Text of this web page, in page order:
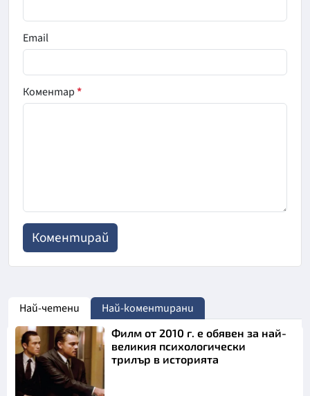
Email
Коментар*
Най-четени Най-коментирани
Филм от 2010 г. е обявен за най-
великия психологически
трилър в историята